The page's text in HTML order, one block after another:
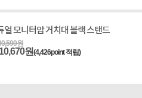
얼 모니터암 거치대 블랙 스탠드
원
원(4,426point 적립)